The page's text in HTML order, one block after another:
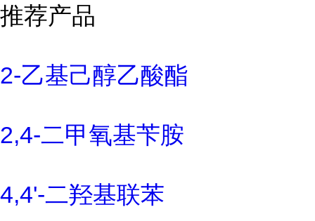
推荐产品
2-乙基己醇乙酸酯
2,4-二甲氧基苄胺
4,4'-二羟基联苯